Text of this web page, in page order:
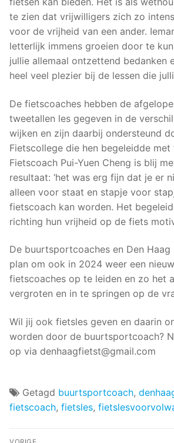
te zien dat vrijwilligers zich zo
voor de vrijheid van een ander.
letterlijk immens groeien door te
jullie allemaal ontzettend bedanken
heel veel plezier bij de lessen die
De fietscoaches hebben de
tweetallen les gegeven in de
wijken en zijn daarbij ondersteund
Fietscollege die hen begeleidde met
Fietscoach Pui-Yuen Cheng is blij
resultaat: ‘het was erg fijn dat je er
alleen voor staat en stapje voor
fietscoach kan worden. Het
richting hun vrijheid op de fiets
De buurtsportcoaches en Den Haag
plan om ook in 2024 weer een
fietscoaches op te leiden en zo het
vergroten en in te springen op de
Wil jij ook fietsles geven en daarin
worden door de buurtsportcoach?
op via denhaagfietst@gmail.com
Getagd buurtsportcoach,
fietscoach, fietsles,
Bericht